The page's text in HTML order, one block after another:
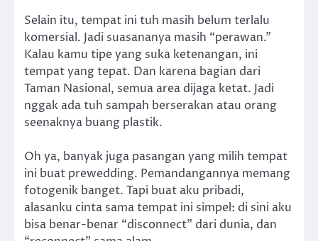
Selain itu, tempat ini tuh masih belum terlalu
komersial. Jadi suasananya masih “perawan.”
Kalau kamu tipe yang suka ketenangan, ini
tempat yang tepat. Dan karena bagian dari
Taman Nasional, semua area dijaga ketat. Jadi
nggak ada tuh sampah berserakan atau orang
seenaknya buang plastik.
Oh ya, banyak juga pasangan yang milih tempat
ini buat prewedding. Pemandangannya memang
fotogenik banget. Tapi buat aku pribadi,
alasanku cinta sama tempat ini simpel: di sini aku
bisa benar-benar “disconnect” dari dunia, dan